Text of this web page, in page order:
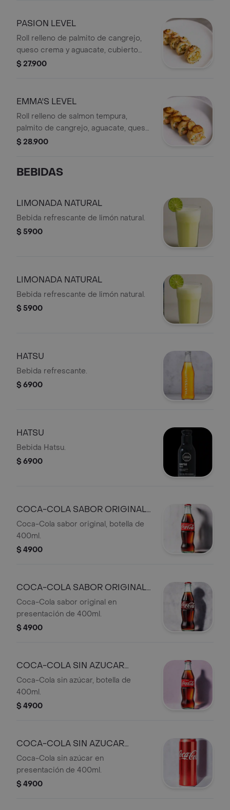
PASION LEVEL
Roll relleno de palmito de cangrejo,
queso crema y aguacate, cubierto
con masago, ajonjolí y camarones.
$ 27.900
EMMA'S LEVEL
Roll relleno de salmon tempura,
palmito de cangrejo, aguacate, queso
crema y topping de platano maduro.
$ 28.900
BEBIDAS
LIMONADA NATURAL
Bebida refrescante de limón natural.
$ 5900
LIMONADA NATURAL
Bebida refrescante de limón natural.
$ 5900
HATSU
Bebida refrescante.
$ 6900
HATSU
Bebida Hatsu.
$ 6900
COCA-COLA SABOR ORIGINAL
400ML
Coca-Cola sabor original, botella de
400ml.
$ 4900
COCA-COLA SABOR ORIGINAL
400ML
Coca-Cola sabor original en
presentación de 400ml.
$ 4900
COCA-COLA SIN AZUCAR
400ML
Coca-Cola sin azúcar, botella de
400ml.
$ 4900
COCA-COLA SIN AZUCAR
400ML
Coca-Cola sin azúcar en
presentación de 400ml.
$ 4900